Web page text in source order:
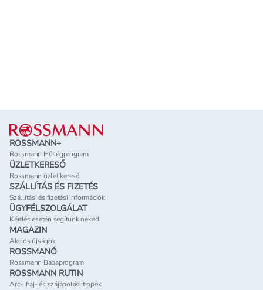
Lábléc
ROSSMANN+
Rossmann Hűségprogram
ÜZLETKERESŐ
Rossmann üzlet kereső
SZÁLLÍTÁS ÉS FIZETÉS
Szállítási és fizetési információk
ÜGYFÉLSZOLGÁLAT
Kérdés esetén segítünk neked
MAGAZIN
Akciós újságok
ROSSMANÓ
Rossmann Babaprogram
ROSSMANN RUTIN
Arc-, haj- és szájápolási tippek